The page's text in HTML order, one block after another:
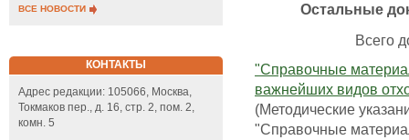
ВСЕ НОВОСТИ
КОНТАКТЫ
Адрес редакции: 105066, Москва,
Токмаков пер., д. 16, стр. 2, пом. 2,
комн. 5
Остальные
Всего
"Справочные
важнейших видов
(Методические
"Справочные